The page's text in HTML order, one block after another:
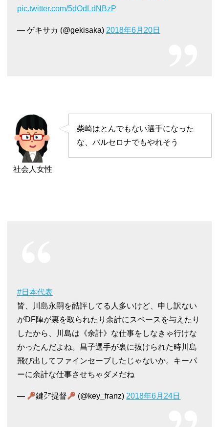
pic.twitter.com/5dOdLdNBzP
— ゲキサカ (@gekisaka) 2018年6月20日
社会人女性
柴崎はとんでもない選手になった
な、バルセロナでもやれそう
#日本代表
皆、川島永嗣を酷評してる人多いけど、申し訳ない
がDF陣が裏を取られたり余計にスペースを与えたり
したから、川島は《余計》な仕事をしなきゃ行けな
かったんだよね。昌子選手が裏に抜けられた時川島
飛び出してファインセーブしたじゃないか。キーパ
ーに余計な仕事させちゃダメだね
— 鍵㌵提督 (@key_franz) 2018年6月24日